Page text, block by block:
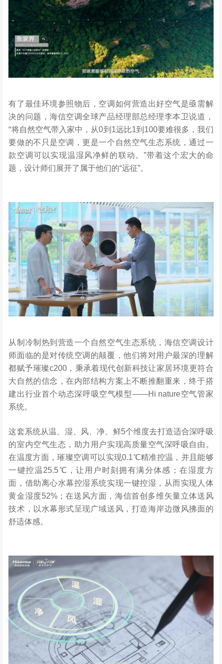
有了最佳环境参照物后，空调如何营造出好空气是亟需解
决的问题，海信空调全球产品经理部总经理李本卫说道，
“将自然空气带入家中，从0到1远比1到100要难很多，我们
要做的不只是空调，更是一个自然空气生态系统，通过一
款空调可以实现温湿风净鲜的联动。”带着这个宏大的命
题，设计师们展开了属于他们的“远征”。
从制冷制热到营造一个自然空气生态系统，海信空调设计
师面临的是对传统空调的颠覆，他们将对用户最深的理解
都赋予璀璨c200，秉承着现代创新科技让家居环境更符合
大自然的信念，在内部结构方案上不断推翻重来，终于搭
建出行业首个动态深呼吸空气模型——Hi nature空气管家
系统。
这套系统从温、湿、风、净、鲜5个维度去打造适合深呼吸
的室内空气生态，助力用户实现高质量空气深呼吸自由。
在温度方面，璀璨空调可以实现0.1℃精准控温，并且能够
一键控温25.5℃，让用户时刻拥有满分体感；在湿度方
面，借助离心水幕控湿系统实现一键控湿，从而实现人体
黄金湿度52%；在送风方面，海信首创多维矢量立体送风
技术，以水幕形式呈现广域送风，打造海岸边微风拂面的
舒适体感。